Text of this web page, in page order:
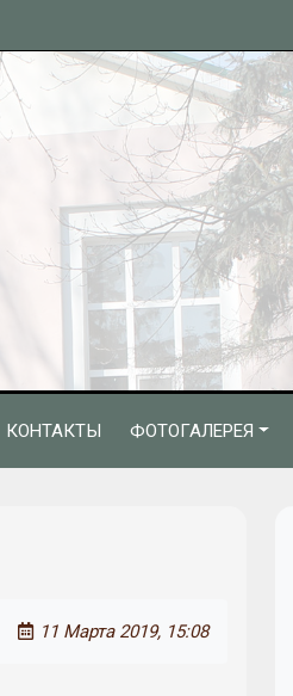
КОНТАКТЫ ФОТОГАЛЕРЕЯ
11 Марта 2019, 15:08